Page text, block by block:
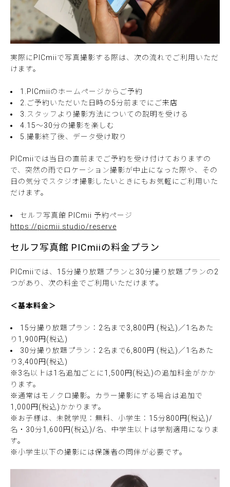
実際にPICmiiで写真撮影する際は、次の流れでご利用いただ
けます。
1.PICmiiのホームページからご予約
2.ご予約いただいた日時の5分前までにご来店
3.スタッフより撮影方法についての説明を受ける
4.15〜30分の撮影を楽しむ
5.撮影終了後、データ受け取り
PICmiiでは当日の直前までご予約を受け付けておりますの
で、突然の雨でロケーション撮影が中止になった際や、その
日の気分でスタジオ撮影したいときにもお気軽にご利用いた
だけます。
セルフ写真館 PICmii 予約ページ
https://picmii.studio/reserve
セルフ写真館 PICmiiの料金プラン
PICmiiでは、15分撮り放題プランと30分撮り放題プランの2
つがあり、次の料金でご利用いただけます。
＜基本料金＞
15分撮り放題プラン：2名まで3,800円 (税込)／1名あた
り1,900円(税込)
30分撮り放題プラン：2名まで6,800円 (税込)／1名あた
り3,400円(税込)
※3名以上は1名追加ごとに1,500円(税込)の追加料金がかか
ります。
※通常はモノクロ撮影。カラー撮影にする場合は追加で
1,000円(税込)かかります。
※お子様は、未就学児：無料、小学生：15分800円(税込)/
名・30分1,600円(税込)/名、中学生以上は学割適用になりま
す。
※小学生以下の撮影には保護者の同伴が必要です。